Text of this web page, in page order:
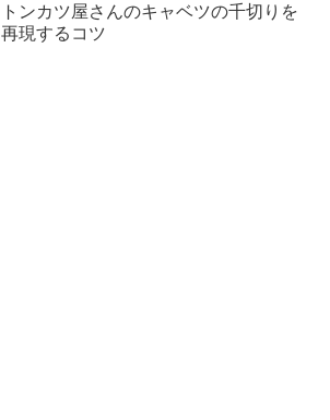
トンカツ屋さんのキャベツの千切りを
再現するコツ